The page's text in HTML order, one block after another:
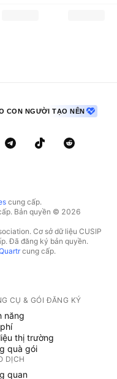
CON NGƯỜI TẠO NÊN
cung cấp.
Bản quyền © 2026
Cơ sở dữ liệu CUSIP
Đã đăng ký bản quyền.
cung cấp.
CỤ & GÓI ĐĂNG KÝ
năng
thị trường
quà gói
DỊCH
quan